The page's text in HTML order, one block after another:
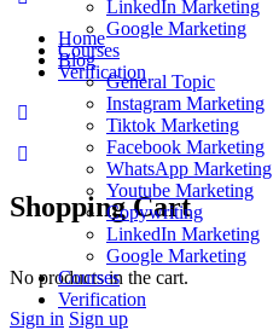
LinkedIn Marketing
Google Marketing
Courses
Verification
Shopping Cart
No products in the cart.
Sign in Sign up
Home
Blog
General Topic
Instagram Marketing
Tiktok Marketing
Facebook Marketing
WhatsApp Marketing
Youtube Marketing
Copywriting
LinkedIn Marketing
Google Marketing
Courses
Verification